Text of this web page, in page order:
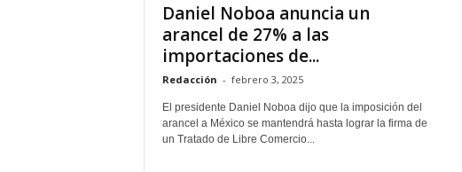
Daniel Noboa anuncia un
arancel de 27% a las
importaciones de...
Redacción - febrero 3, 2025
El presidente Daniel Noboa dijo que la imposición del
arancel a México se mantendrá hasta lograr la firma de
un Tratado de Libre Comercio...